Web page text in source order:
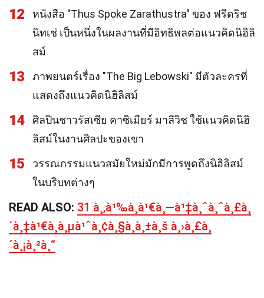
12
หนังสือ "Thus Spoke Zarathustra" ของ ฟรีดริช
นิทเช่ เป็นหนึ่งในผลงานที่มีอิทธิพลต่อแนวคิดนิฮิลิ
สม์
13
ภาพยนตร์เรื่อง "The Big Lebowski" มีตัวละครที่
แสดงถึงแนวคิดนิฮิลิสม์
14
ศิลปินชาวรัสเซีย คาซิเมียร์ มาลีวิช ใช้แนวคิดนิฮิ
ลิสม์ในงานศิลปะของเขา
15
วรรณกรรมแนวสมัยใหม่มักมีการพูดถึงนิฮิลิสม์
ในบริบทต่างๆ
READ ALSO: 31 à¸‚à¹‰à¸­à¹€à¸—à¹‡à¸ˆà¸ˆà¸£à¸
´à¸‡à¹€à¸à¸µà¹ˆà¸¢à¸§à¸à¸±à¸š à¸›à¸£à¸
´à¸¡à¸²à¸“